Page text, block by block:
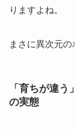
りますよね。
まさに異次元の
「育ちが違
の実態